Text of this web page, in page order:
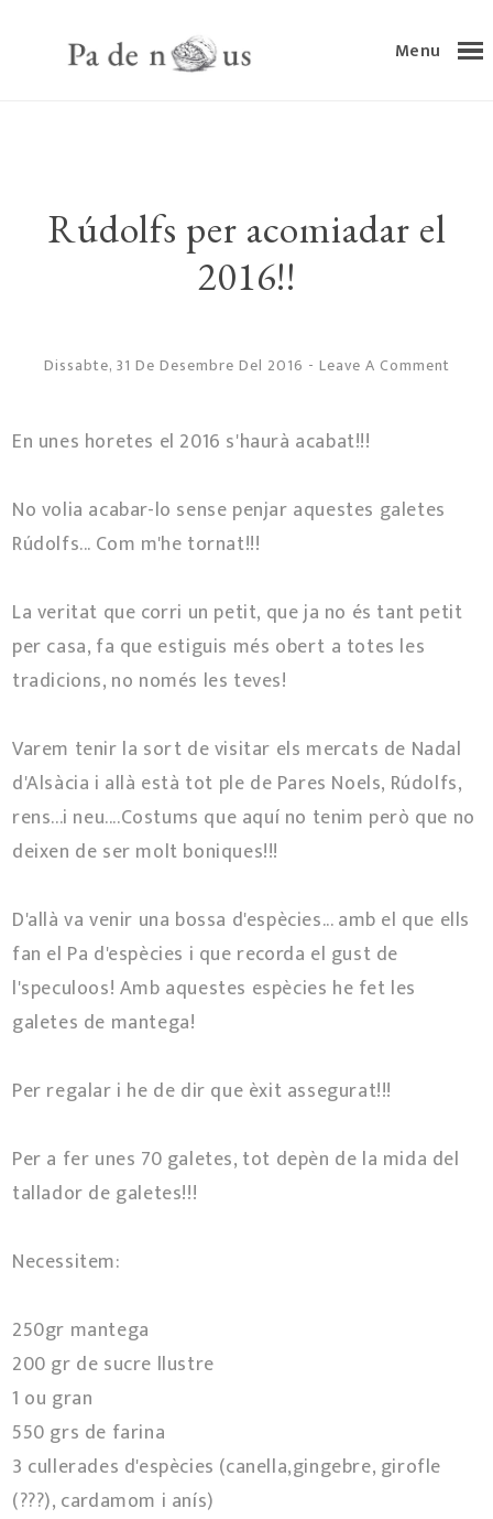
Menu
Rúdolfs per acomiadar el
2016!!
Dissabte, 31 De Desembre Del 2016 - Leave A Comment
En unes horetes el 2016 s'haurà acabat!!!
No volia acabar-lo sense penjar aquestes galetes
Rúdolfs... Com m'he tornat!!!
La veritat que corri un petit, que ja no és tant petit
per casa, fa que estiguis més obert a totes les
tradicions, no només les teves!
Varem tenir la sort de visitar els mercats de Nadal
d'Alsàcia i allà està tot ple de Pares Noels, Rúdolfs,
rens...i neu....Costums que aquí no tenim però que no
deixen de ser molt boniques!!!
D'allà va venir una bossa d'espècies... amb el que ells
fan el Pa d'espècies i que recorda el gust de
l'speculoos! Amb aquestes espècies he fet les
galetes de mantega!
Per regalar i he de dir que èxit assegurat!!!
Per a fer unes 70 galetes, tot depèn de la mida del
tallador de galetes!!!
Necessitem:
250gr mantega
200 gr de sucre llustre
1 ou gran
550 grs de farina
3 cullerades d'espècies (canella,gingebre, girofle
(???), cardamom i anís)